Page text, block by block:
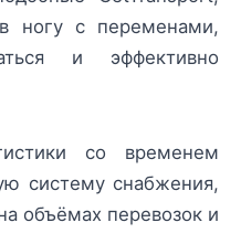
в ногу с переменами,
и эффективно
со временем
систему снабжения,
объёмах перевозок и